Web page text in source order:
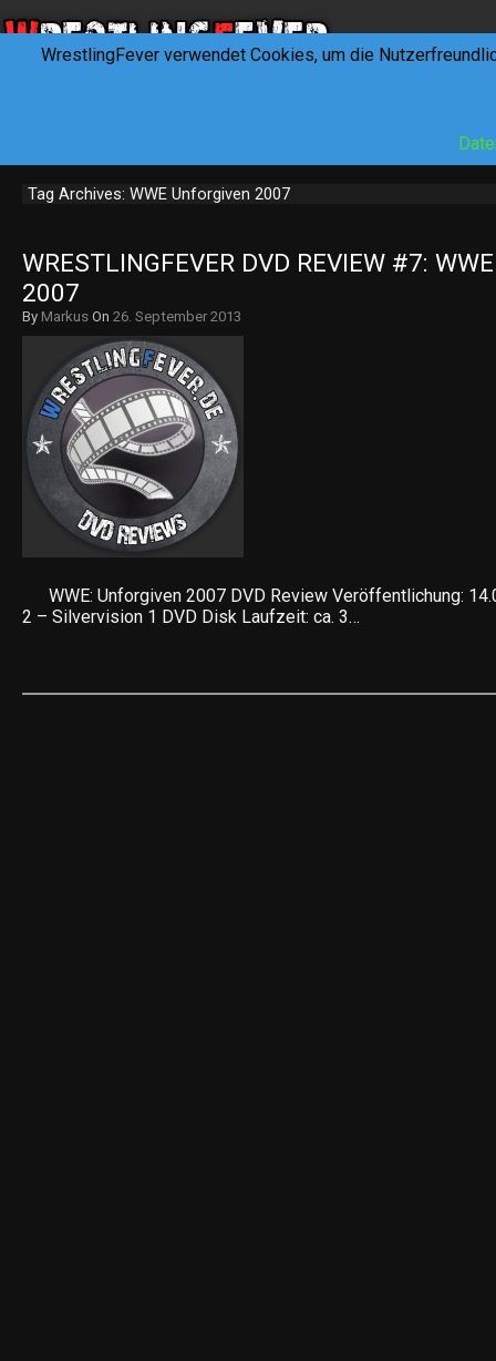
Tag Archives: WWE Unforgiven 2007
WRESTLINGFEVER DVD REVIEW #7:
2007
By Markus On 26. September 2013
WWE: Unforgiven 2007 DVD Review Veröffentlichung:
2 – Silvervision 1 DVD Disk Laufzeit: ca. 3…
WrestlingFever verwendet Cookies, um die